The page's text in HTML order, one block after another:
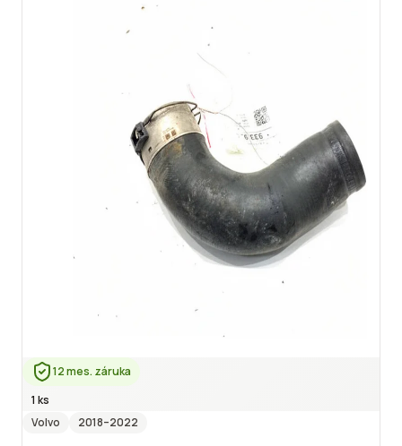
12 mes. záruka
1 ks
Volvo
2018–2022